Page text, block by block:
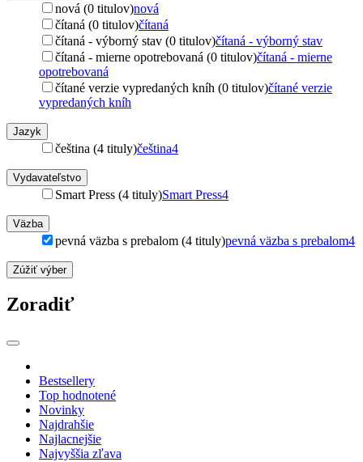
nová (0 titulov)nová
čítaná (0 titulov)čítaná
čítaná - výborný stav (0 titulov)čítaná - výborný stav
čítaná - mierne opotrebovaná (0 titulov)čítaná - mierne
opotrebovaná
čítané verzie vypredaných kníh (0 titulov)čítané verzie
vypredaných kníh
Jazyk
čeština (4 tituly)čeština4
Vydavateľstvo
Smart Press (4 tituly)Smart Press4
Väzba
pevná väzba s prebalom (4 tituly)pevná väzba s prebalom4
Zúžiť výber
Zoradiť
Bestsellery
Top hodnotené
Novinky
Najdrahšie
Najlacnejšie
Najvyššia zľava